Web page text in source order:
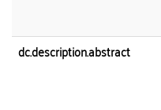
dc.description.abstract